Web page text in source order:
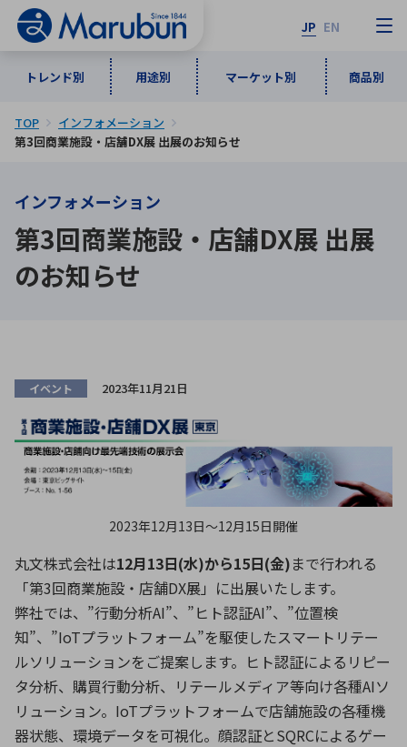
JP EN
トレンド別 用途別 マーケット別 商品別
トレンド別
インダストリアルDXソリューション
5G・Local 5G
ロボティクス（AI）
データセンタ・クラウド
ミリ波レーダー
ブログ｜ここから始まる最新技術
用途別
通信・ネットワーク
監視・セキュリティ
品質管理・検査
製品製造・加工
レーダ・衛星通信
照射
マーケット別
自動車 産業
民生
商品別
半導体・電子部品 ソフトウェア
ICTソリューション
組込コンピュータ
特定用途向け・その他 サービス
医療機器
メーカ一覧
50音順
あ行 か行 さ行
た行
な行
アルファベット順
A B
E
F G
I
L
N O
Q
R S
T
U
V W
X
Y
検索
TOP
インフォメーション
第3回商業施設・店舗DX展 出展のお知らせ
インフォメーション
第3回商業施設・店舗DX展 出展
のお知らせ
イベント 2023年11月21日
2023年12月13日〜12月15日開催
丸文株式会社は12月13日(水)から15日(金)まで行われる
「第3回商業施設・店舗DX展」に出展いたします。
弊社では、”行動分析AI”、”ヒト認証AI”、”位置検
知”、”IoTプラットフォーム”を駆使したスマートリテー
ルソリューションをご提案します。ヒト認証によるリピー
タ分析、購買行動分析、リテールメディア等向け各種AIソ
リューション。IoTプラットフォームで店舗施設の各種機
器状態、環境データを可視化。顔認証とSQRCによるゲー